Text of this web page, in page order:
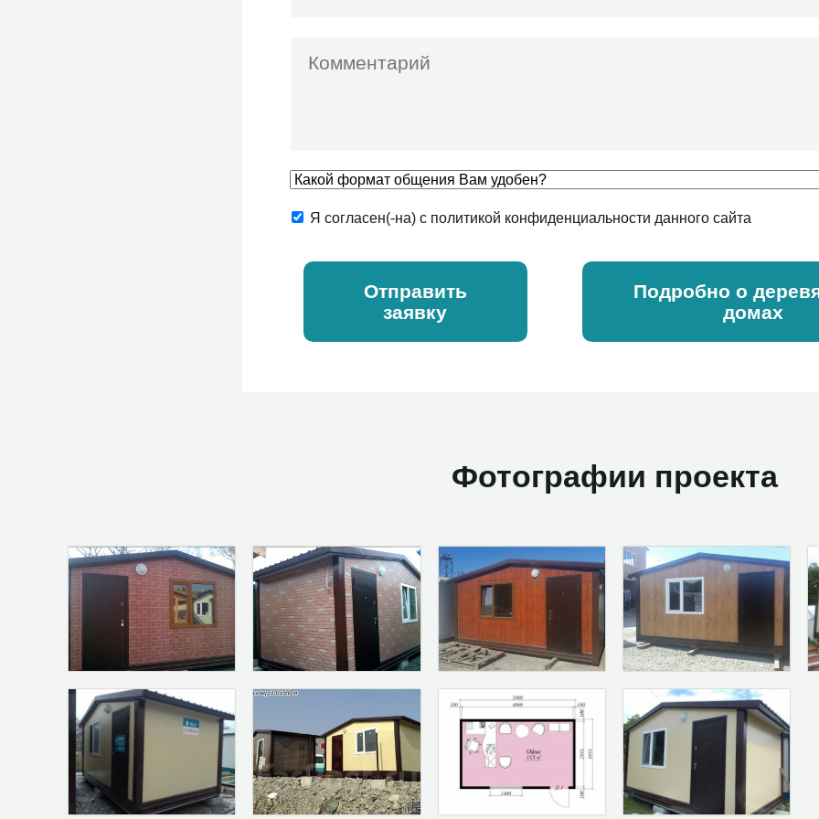
Я согласен(-на) с политикой конфиденциальности данного сайта
Отправить
заявку
Подробно о
домах
Фотографии проекта